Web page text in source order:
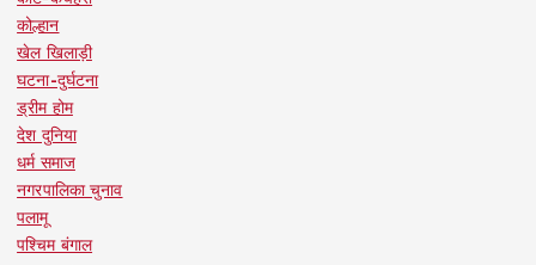
कोल्हान
खेल खिलाड़ी
घटना-दुर्घटना
ड्रीम होम
देश दुनिया
धर्म समाज
नगरपालिका चुनाव
पलामू
पश्चिम बंगाल